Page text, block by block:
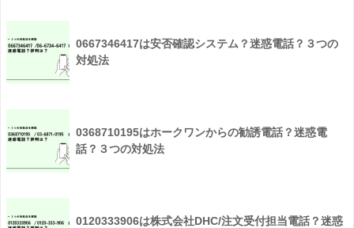
0667346417は安否確認システム？迷惑電話？３つの
対処法
0368710195はホークワンからの勧誘電話？迷惑電
話？３つの対処法
0120333906は株式会社DHC/注文受付担当電話？迷惑